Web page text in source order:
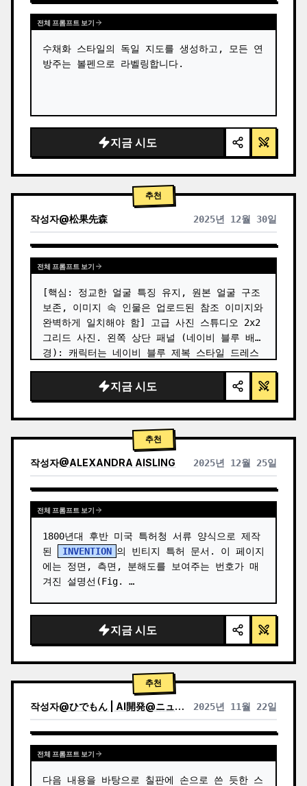
전체 프롬프트 보기
수채화 스타일의 독일 지도를 생성하고, 모든 연
방주는 볼펜으로 라벨링합니다.
지금 시도
추천
작성자@松果先森 2025년 12월 30일
전체 프롬프트 보기
[핵심: 정교한 얼굴 특징 유지, 원본 얼굴 구조
보존, 이미지 속 인물은 업로드된 참조 이미지와
완벽하게 일치해야 함] 고급 사진 스튜디오 2x2
그리드 사진. 왼쪽 상단 패널 (네이비 블루 배
경): 캐릭터는 네이비 블루 제복 스타일 드레스
다. 빈티지 컬 헤어스타일에 파란색 베레모와 진
주 귀걸이를 착용했습니다. 그녀는 커다란 퍼즐
져 있음)을 양손으로 들고 프레임 중…
지금 시도
추천
작성자@ALEXANDRA AISLING 2025년 12월 25일
다른 모델 결과 보기
전체 프롬프트 보기
1800년대 후반 미국 특허청 서류 양식으로 제작
된
INVENTION 의 빈티지 특허 문서. 이 페이지
에는 정면, 측면, 분해도를 보여주는 번호가 매
겨진 설명선(Fig. …
지금 시도
추천
작성자@ひでもん | AI開発@ニュース発信 2025년 11월 22일
다른 모델 결과 보기
전체 프롬프트 보기
다음 내용을 바탕으로 칠판에 손으로 쓴 듯한 스